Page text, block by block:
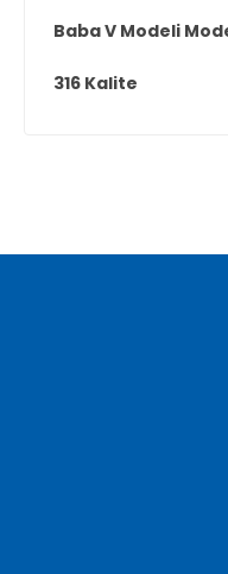
Baba V Modeli
316 Kalite